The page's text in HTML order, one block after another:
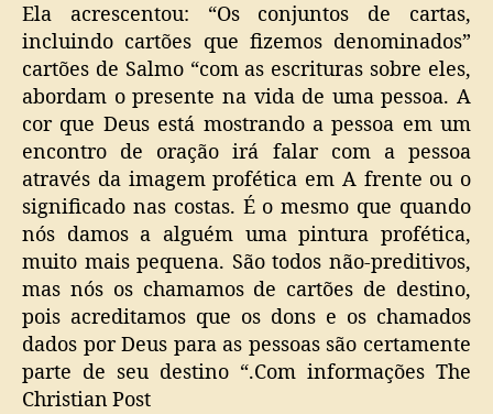
Ela acrescentou: “Os conjuntos de cartas,
incluindo cartões que fizemos denominados”
cartões de Salmo “com as escrituras sobre eles,
abordam o presente na vida de uma pessoa. A
cor que Deus está mostrando a pessoa em um
encontro de oração irá falar com a pessoa
através da imagem profética em A frente ou o
significado nas costas. É o mesmo que quando
nós damos a alguém uma pintura profética,
muito mais pequena. São todos não-preditivos,
mas nós os chamamos de cartões de destino,
pois acreditamos que os dons e os chamados
dados por Deus para as pessoas são certamente
parte de seu destino “.Com informações The
Christian Post